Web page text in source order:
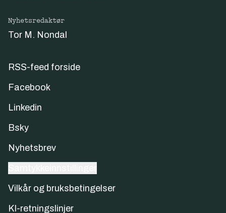
Nyhetsredaktør
Tor M. Nondal
RSS-feed forside
Facebook
Linkedin
Bsky
Nyhetsbrev
Vilkår og bruksbetingelser
KI-retningslinjer